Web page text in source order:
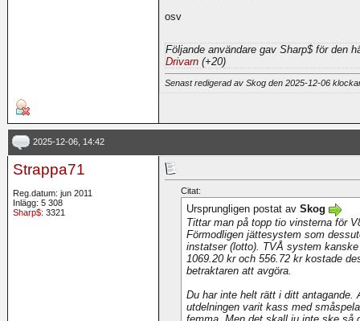
osv
Följande användare gav Sharp$ för den
Drivarn (+20)
Senast redigerad av Skog den 2025-12-06
2025-12-06, 14:42
Strappa71
Reg.datum: jun 2011
Inlägg: 5 308
Sharp$: 3321
Citat:
Ursprungligen postat av Skog
Tittar man på topp tio vinsterna för
Förmodligen jättesystem som
instatser (lotto). TVÅ system
1069.20 kr och 556.72 kr kostade
betraktaren att avgöra.
Du har inte helt rätt i ditt antagande.
utdelningen varit kass med